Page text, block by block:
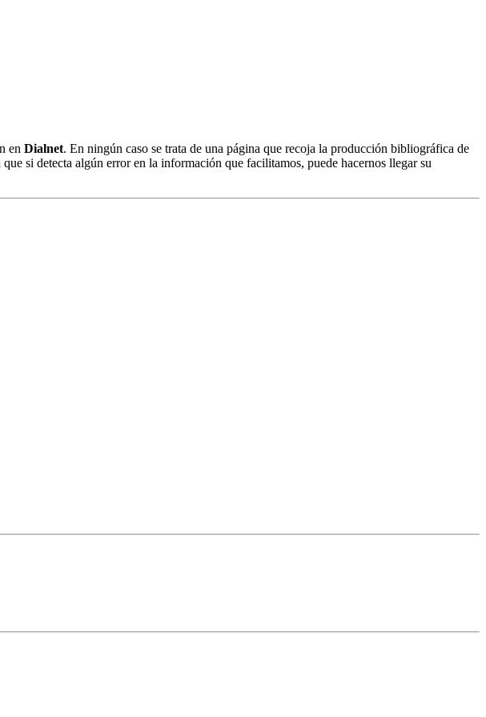
en Dialnet. En ningún caso se trata de una página que recoja la producción bibliográfica de
si detecta algún error en la información que facilitamos, puede hacernos llegar su